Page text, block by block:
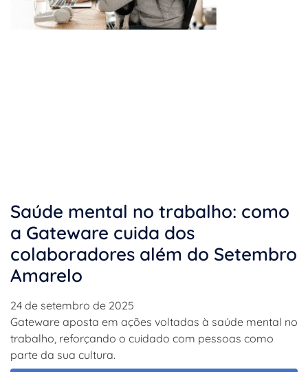
Saúde mental no trabalho: como
a Gateware cuida dos
colaboradores além do Setembro
Amarelo
24 de setembro de 2025
Gateware aposta em ações voltadas à saúde mental no
trabalho, reforçando o cuidado com pessoas como
parte da sua cultura.